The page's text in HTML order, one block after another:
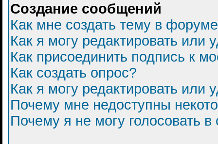
Создание сообщений
Как мне создать тему в
Как я могу редактировать или
Как присоединить подпись к
Как создать опрос?
Как я могу редактировать или
Почему мне недоступны
Почему я не могу голосовать в